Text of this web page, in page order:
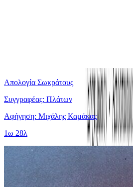
Απολογία Σωκράτους
Συγγραφέας: Πλάτων
Αφήγηση: Μιχάλης Καμάκας
1ω 28λ